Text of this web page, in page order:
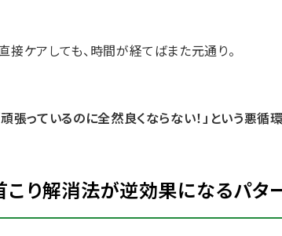
接ケアしても、時間が経てばまた元通り。
頑張っているのに全然良くならない！」という悪循
り解消法が逆効果になるパタ